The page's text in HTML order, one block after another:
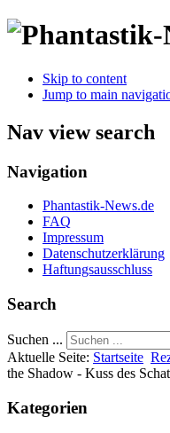
Skip to content
Jump to main
Nav view search
Navigation
Phantastik-News.de
FAQ
Impressum
Datenschutzerklärung
Haftungsausschluss
Search
Suchen ...
Aktuelle Seite: Startseite
the Shadow - Kuss des
Kategorien